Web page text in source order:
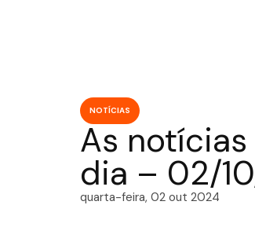
NOTÍCIAS
As
dia – 02/
quarta-feira, 02 out 2024